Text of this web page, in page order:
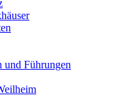
und Führungen